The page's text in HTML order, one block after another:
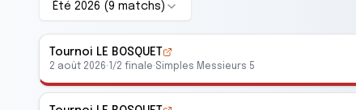
Été 2026 (9 matchs )
Tournoi LE BOSQUET
2 août 2026· 1/2 finale·Simples Messieurs 5